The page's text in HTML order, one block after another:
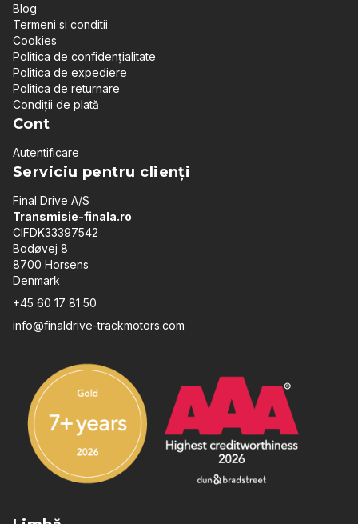
Blog
Termeni si conditii
Cookies
Politica de confidențialitate
Politica de expediere
Politica de returnare
Condiții de plată
Cont
Autentificare
Serviciu pentru clienți
Final Drive A/S
Transmisie-finala.ro
CIFDK33397542
Bodøvej 8
8700 Horsens
Denmark
+45 60 17 81 50
info@finaldrive-trackmotors.com